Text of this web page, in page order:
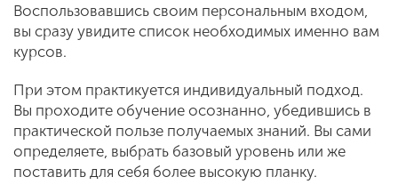
Воспользовавшись своим персональным входом,
вы сразу увидите список необхо­димых именно вам
курсов.
При этом практикуется индивидуаль­ный подход.
Вы проходите обучение осоз­нанно, убедившись в
практической пользе получаемых знаний. Вы сами
определяете, выбрать базовый уровень или же
поставить для себя более высокую планку.